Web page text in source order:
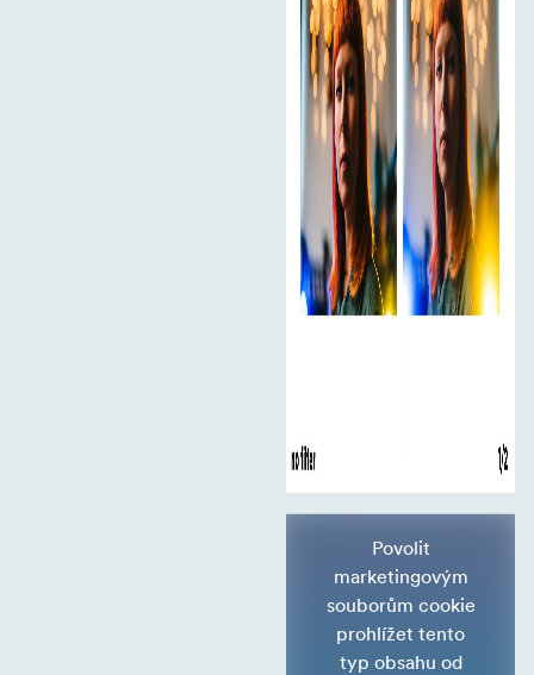
Povolit
marketingovým
souborům cookie
prohlížet tento
typ obsahu od